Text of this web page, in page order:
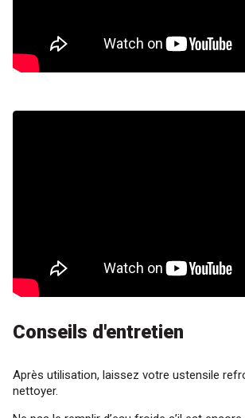
Conseils d'entretien
Après utilisation, laissez votre ustensile
nettoyer.